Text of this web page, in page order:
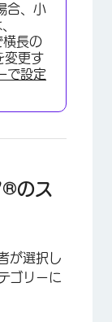
×
合、小
横長の
変更す
で設定
®のス
が選択し
ゴリーに